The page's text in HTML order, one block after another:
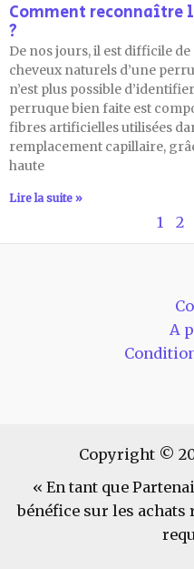
Comment reconnaître
?
De nos jours, il est difficile
cheveux naturels d’une
n’est plus possible
perruque bien faite est
fibres artificielles utilisées
remplacement capillaire,
haute
Lire la suite »
1 2
A
Copyright ©
« En tant que
bénéfice sur les